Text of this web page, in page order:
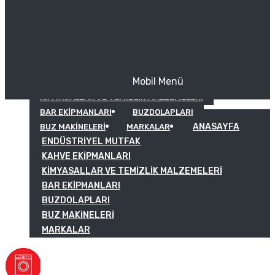
KIMYASALLAR VE TEMIZLIK MALZEMELERI
BAR EKIPMANLARI
BUZDOLAPLARI
BUZ MAKINELERI
MARKALAR
Mobil Menü
ANASAYFA
ENDÜSTRIYEL MUTFAK
KAHVE EKIPMANLARI
KIMYASALLAR VE TEMIZLIK MALZEMELERI
BAR EKIPMANLARI
BUZDOLAPLARI
BUZ MAKINELERI
MARKALAR